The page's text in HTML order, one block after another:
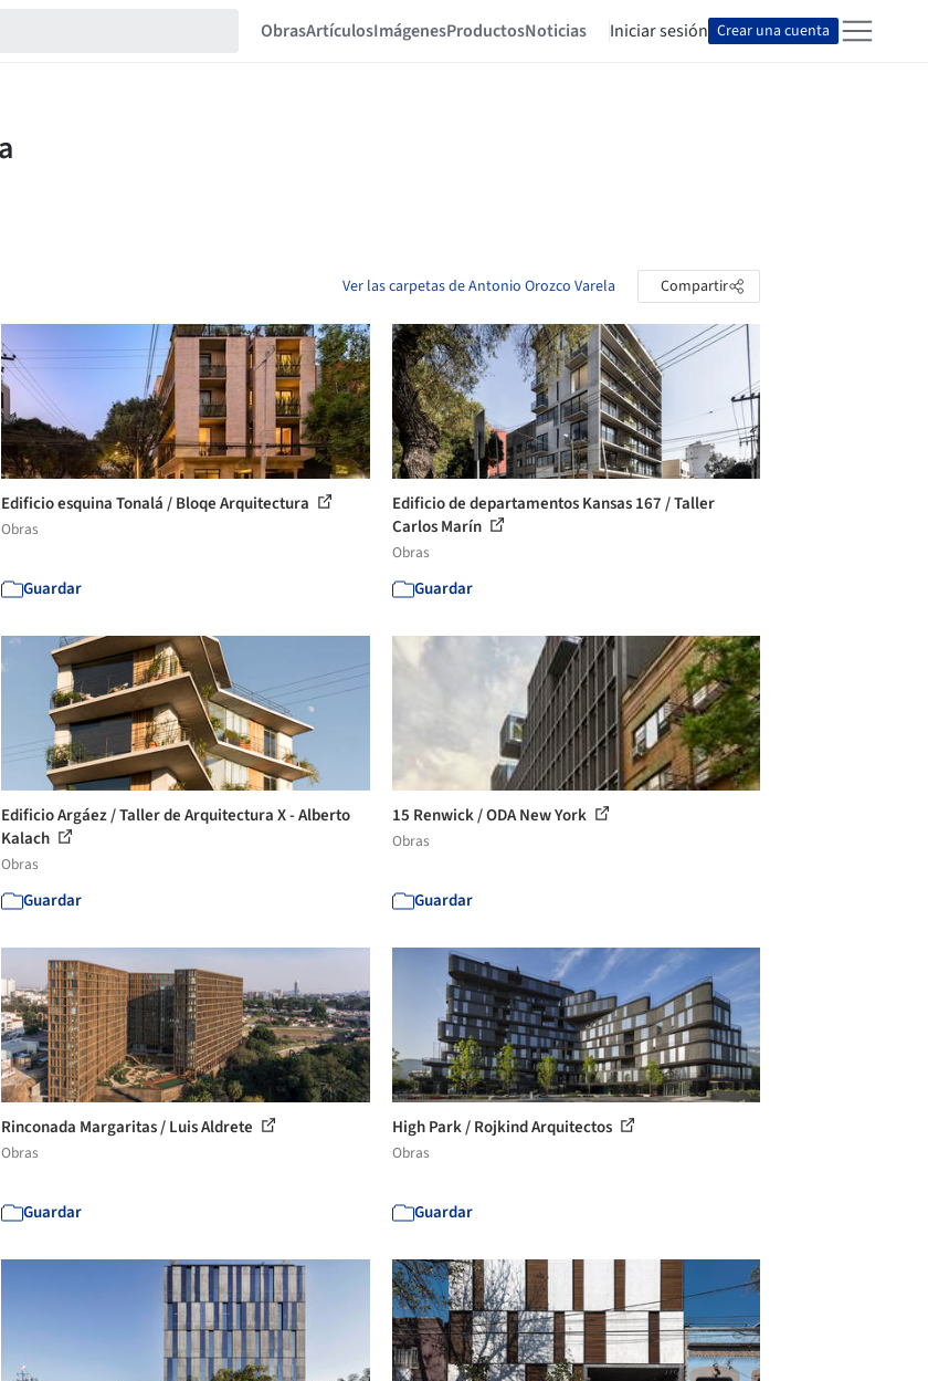
ObrasArtículosImágenesProductosNoticias Iniciar sesión Crear una cuenta
Ver las carpetas de Antonio Orozco Varela Compartir
Edificio esquina Tonalá / Bloqe Arquitectura
Obras
Guardar
Edificio de departamentos Kansas 167 / Taller
Carlos Marín
Obras
Guardar
Edificio Argáez / Taller de Arquitectura X - Alberto
Kalach
Obras
Guardar
15 Renwick / ODA New York
Obras
Guardar
Rinconada Margaritas / Luis Aldrete
Obras
Guardar
High Park / Rojkind Arquitectos
Obras
Guardar